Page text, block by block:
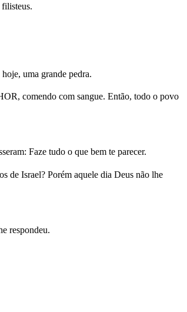
uma grande pedra.
comendo com sangue. Então, todo o povo
Faze tudo o que bem te parecer.
de Israel? Porém aquele dia Deus não lhe
respondeu.